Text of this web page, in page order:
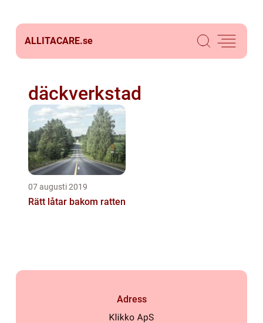
ALLITACARE.se
däckverkstad
07 augusti 2019
Rätt låtar bakom ratten
Adress